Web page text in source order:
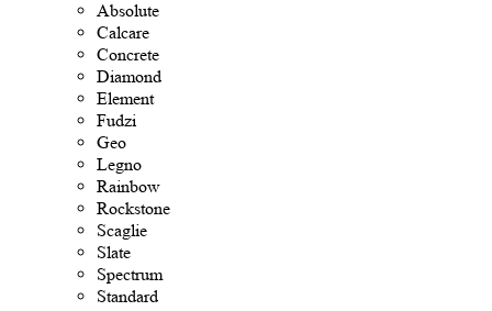
Absolute
Calcare
Concrete
Diamond
Element
Fudzi
Geo
Legno
Rainbow
Rockstone
Scaglie
Slate
Spectrum
Standard